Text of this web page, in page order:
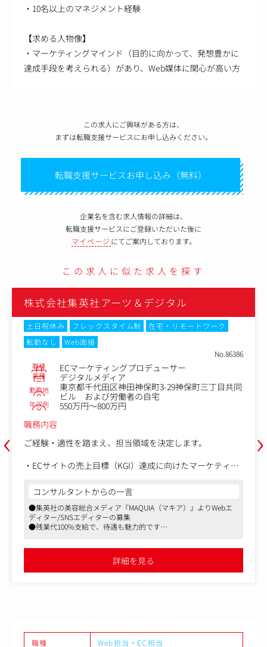
・10名以上のマネジメント経験
【求める人物像】
・マーケティングマインド（目的に向かって、発想豊かに
達成手段を考えられる）があり、Web媒体に関心が高い方
この求人にご興味がある方は、
まずは転職支援サービスにお申し込みください。
転職支援サービスお申し込み（無料）
企業名を含む求人情報の詳細は、
転職支援サービスにご登録いただいた後に
マイページ にてご案内しております。
この求人に似た求人を探す
‹
株式会社集英社アーツ＆デジタル
土日祝休み フレックスタイム制
在宅・リモートワーク
転勤なし
Web面接
No.86386
職種 ECマーケティングプロデューサー
業種 デジタルメディア
勤務地
東京都千代田区神田神保町3-29神保町三丁目共同
ビル および労働者の自宅
年収例
550万円～800万円
職務内容
ご経験・適性を踏まえ、担当領域を決定します。
・ECサイトの売上目標（KGI）達成に向けたマーケティン
・集客・購入促進・CRM施策の企画立案（キャンペーン、
メルマガ、SNS、アプリなど）
・ファッションコンテンツの企画・拡散施策の立案・実行
・MD・CRM・編集部など関係部署と連携したプロジェク
トマネジメント
・Google Analytics 4 （GA4）などを活用したデータ分析、
コンサルタントからの一言
●集英社の美容総合メディア『MAQUIA（マキア）』よりWebエ
ディター/SNSエディターの募集
●残業代100%支給で、待遇も魅力的です
詳細を見る
›
職種 Web担当・EC担当